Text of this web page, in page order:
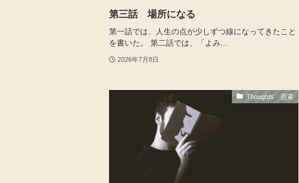
第三話 場所になる
第一話では、人生の点が少しずつ線になってきたこと
を書いた。 第二話では、「よみ...
2026年7月8日
Thoughts 思索